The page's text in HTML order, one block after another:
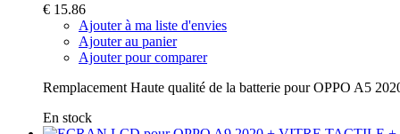
€ 15.86
Ajouter à ma liste d'envies
Ajouter au panier
Ajouter pour comparer
Remplacement Haute qualité de la batterie pour OPPO A5
En stock